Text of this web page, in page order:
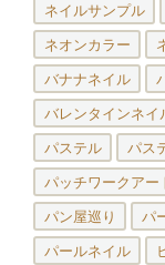
ネイルサンプル
ネオンカラー
バナナネイル
バレンタインネイ
パステル パス
パッチワークアー
パン屋巡り パ
パールネイル